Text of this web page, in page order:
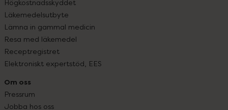
Högkostnadsskyddet
Läkemedelsutbyte
Lämna in gammal medicin
Resa med läkemedel
Receptregistret
Elektroniskt expertstöd, EES
Om oss
Pressrum
Jobba hos oss